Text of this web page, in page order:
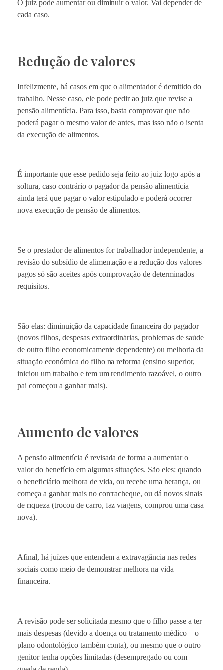
O juiz pode aumentar ou diminuir o valor. Vai depender de
cada caso.
Redução de valores
Infelizmente, há casos em que o alimentador é demitido do
trabalho. Nesse caso, ele pode pedir ao juiz que revise a
pensão alimentícia. Para isso, basta comprovar que não
poderá pagar o mesmo valor de antes, mas isso não o isenta
da execução de alimentos.
É importante que esse pedido seja feito ao juiz logo após a
soltura, caso contrário o pagador da pensão alimentícia
ainda terá que pagar o valor estipulado e poderá ocorrer
nova execução de pensão de alimentos.
Se o prestador de alimentos for trabalhador independente, a
revisão do subsídio de alimentação e a redução dos valores
pagos só são aceites após comprovação de determinados
requisitos.
São elas: diminuição da capacidade financeira do pagador
(novos filhos, despesas extraordinárias, problemas de saúde
de outro filho economicamente dependente) ou melhoria da
situação económica do filho na reforma (ensino superior,
iniciou um trabalho e tem um rendimento razoável, o outro
pai começou a ganhar mais).
Aumento de valores
A pensão alimentícia é revisada de forma a aumentar o
valor do benefício em algumas situações. São eles: quando
o beneficiário melhora de vida, ou recebe uma herança, ou
começa a ganhar mais no contracheque, ou dá novos sinais
de riqueza (trocou de carro, faz viagens, comprou uma casa
nova).
Afinal, há juízes que entendem a extravagância nas redes
sociais como meio de demonstrar melhora na vida
financeira.
A revisão pode ser solicitada mesmo que o filho passe a ter
mais despesas (devido a doença ou tratamento médico – o
plano odontológico também conta), ou mesmo que o outro
genitor tenha opções limitadas (desempregado ou com